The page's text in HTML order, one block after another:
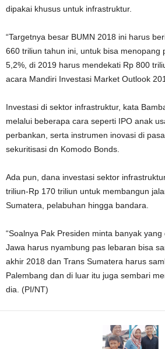
dipakai khusus untuk infrastruktur.
“Targetnya besar BUMN 2018 ini harus
660 triliun tahun ini, untuk bisa menopang
5,2%, di 2019 harus mendekati Rp 800
acara Mandiri Investasi Market Outlook
Investasi di sektor infrastruktur, kata
melalui beberapa cara seperti IPO anak
perbankan, serta instrumen inovasi di
sekuritisasi dn Komodo Bonds.
Ada pun, dana investasi sektor
triliun-Rp 170 triliun untuk membangun
Sumatera, pelabuhan hingga bandara.
“Soalnya Pak Presiden minta banyak
Jawa harus nyambung pas lebaran bisa
akhir 2018 dan Trans Sumatera harus
Palembang dan di luar itu juga sembari
dia. (PI/NT)